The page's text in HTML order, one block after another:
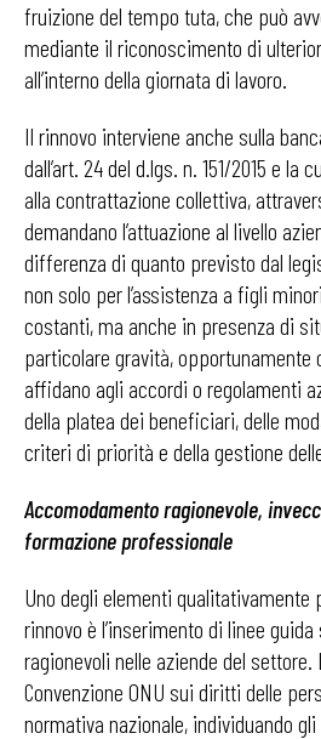
fruizione del tempo tuta, che può
mediante il riconoscimento di
all’interno della giornata di lavoro.
Il rinnovo interviene anche sulla
dall’art. 24 del d.lgs. n. 151/2015 e la
alla contrattazione collettiva,
demandano l’attuazione al livello
differenza di quanto previsto dal
non solo per l’assistenza a figli
costanti, ma anche in presenza di
particolare gravità,
affidano agli accordi o regolamenti
della platea dei beneficiari, delle
criteri di priorità e della gestione
Accomodamento ragionevole,
formazione professionale
Uno degli elementi qualitativamente
rinnovo è l’inserimento di linee
ragionevoli nelle aziende del
Convenzione ONU sui diritti delle
normativa nazionale, individuando